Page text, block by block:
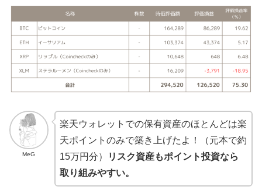
MeG
楽天ウォレットでの保有資産のほとんどは楽
天ポイントのみで築き上げたよ！（元本で約
15万円分）
リスク資産もポイント投資なら
取り組みやすい。